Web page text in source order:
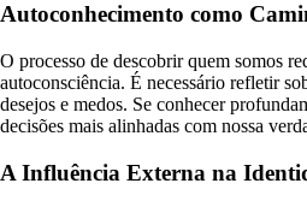
Autoconhecimento como
O processo de descobrir quem somos
autoconsciência. É necessário refletir
desejos e medos. Se conhecer
decisões mais alinhadas com nossa
A Influência Externa na